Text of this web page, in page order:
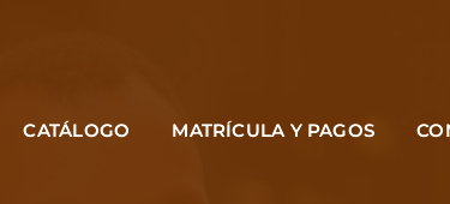
CATÁLOGO MATRÍCULA Y PAGOS